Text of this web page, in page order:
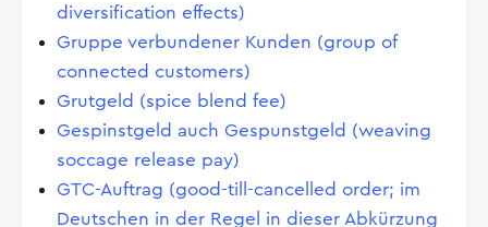
diversification effects)
Gruppe verbundener Kunden (group of
connected customers)
Grutgeld (spice blend fee)
Gespinstgeld auch Gespunstgeld (weaving
soccage release pay)
GTC-Auftrag (good-till-cancelled order; im
Deutschen in der Regel in dieser Abkürzung